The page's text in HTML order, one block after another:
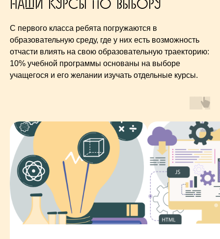
С первого класса ребята погружаются в
образовательную среду, где у них есть возможность
отчасти влиять на свою образовательную траекторию:
10% учебной программы основаны на выборе
учащегося и его желании изучать отдельные курсы.
Среда, где хочется
учиться